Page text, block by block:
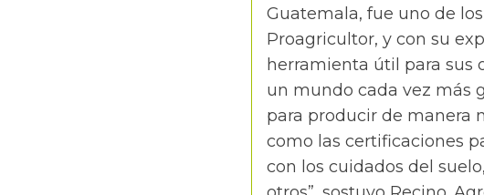
Guatemala, fue uno de
Proagricultor, y con su
herramienta útil para sus
un mundo cada vez más
para producir de manera
como las certificaciones
con los cuidados del